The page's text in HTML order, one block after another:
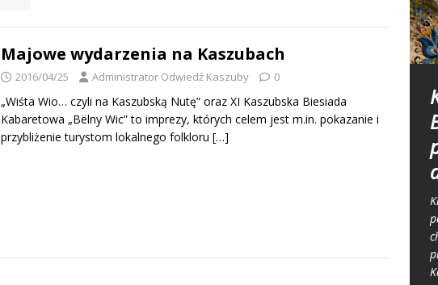
Majowe wydarzenia na Kaszubach
2016/04/25 Administrator Odwiedź Kaszuby 0
„Wiśta Wio… czyli na Kaszubską Nutę” oraz XI Kaszubska Biesiada
Kabaretowa „Bëlny Wic” to imprezy, których celem jest m.in. pokazanie i
przybliżenie turystom lokalnego folkloru […]